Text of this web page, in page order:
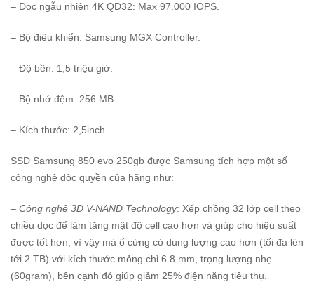
– Đọc ngẫu nhiên 4K QD32: Max 97.000 IOPS.
– Bộ điêu khiển: Samsung MGX Controller.
– Độ bền: 1,5 triệu giờ.
– Bộ nhớ đệm: 256 MB.
– Kích thước: 2,5inch
SSD Samsung 850 evo 250gb được Samsung tích hợp một số
công nghệ độc quyền của hãng như:
– Công nghệ 3D V-NAND Technology: Xếp chồng 32 lớp cell theo
chiều dọc để làm tăng mật độ cell cao hơn và giúp cho hiệu suất
được tốt hơn, vì vậy mà ổ cứng có dung lượng cao hơn (tối đa lên
tới 2 TB) với kích thước mỏng chỉ 6.8 mm, trọng lượng nhẹ
(60gram), bên cạnh đó giúp giảm 25% điện năng tiêu thụ.